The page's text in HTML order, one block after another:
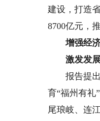
建设，打造
8700亿元，
增强经
激发发展
报告提出
育“福州有礼
尾琅岐、连